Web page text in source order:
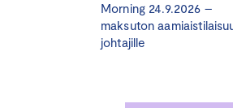
Morning 24.9.2026 –
maksuton
johtajille